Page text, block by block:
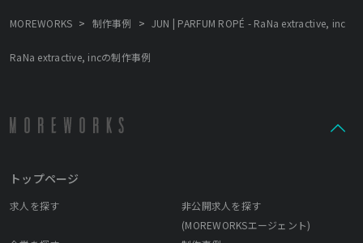
MOREWORKS > 制作事例 > JUN | PARFUM ROPÉ - RaNa extractive, inc
RaNa extractive, incの制作事例
トップページ
求人を探す
非公開求人を探す
(MOREWORKSエージェント)